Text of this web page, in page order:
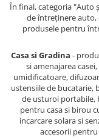
În final, categoria "Auto
de întreținere auto,
produsele pentru
Casa si Gradina -
si amenajarea
umidificatoare,
ustensiile de bucatarie,
de usturoi portabile,
pentru casa si birou
incarcare solara si
accesorii